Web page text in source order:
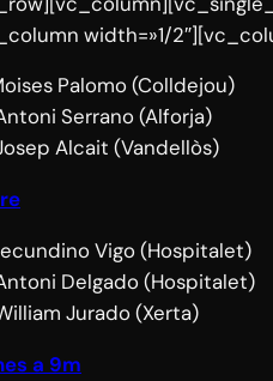
width=»1/
Palomo (Colldejou)
Serrano (Alforja)
Alcait (Vandellòs)
Vigo (Hospitalet)
Delgado (Hospitalet)
Jurado (Xerta)
a 9m